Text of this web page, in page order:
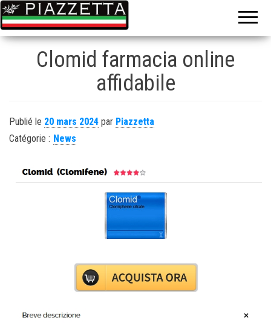
emporter
Clomid farmacia online
affidabile
Publié le 20 mars 2024 par Piazzetta
Catégorie : News